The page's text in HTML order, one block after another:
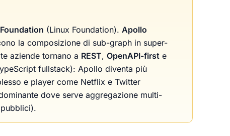
(Linux Foundation). Apollo
la composizione di sub-graph in super-
aziende tornano a REST, OpenAPI-first e
fullstack): Apollo diventa più
e player come Netflix e Twitter
dove serve aggregazione multi-